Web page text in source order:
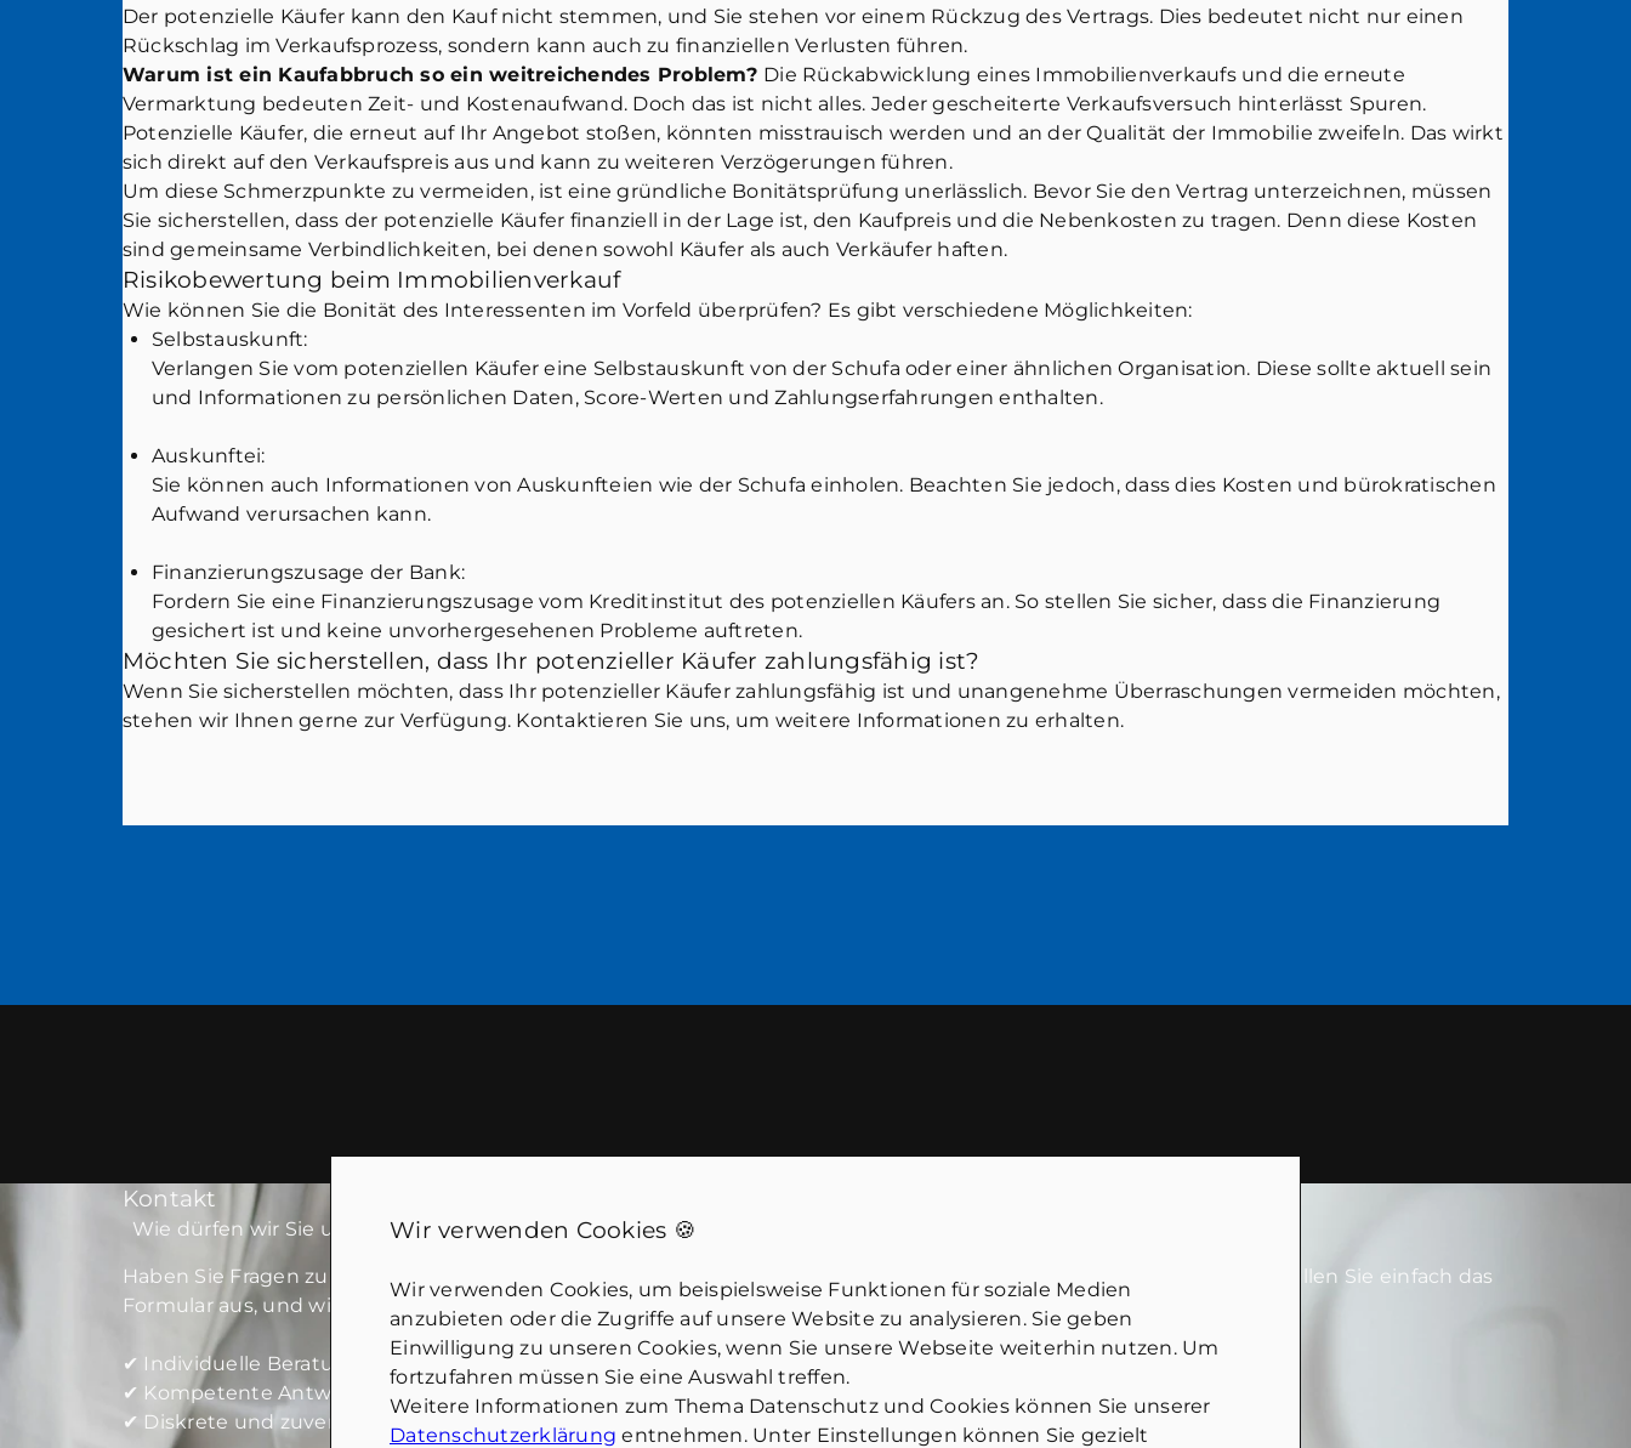
Der potenzielle Käufer kann den Kauf nicht stemmen, und Sie stehen vor einem Rückzug des Vertrags. Dies bedeutet nicht nur einen
Rückschlag im Verkaufsprozess, sondern kann auch zu finanziellen Verlusten führen.
Warum ist ein Kaufabbruch so ein weitreichendes Problem? Die Rückabwicklung eines Immobilienverkaufs und die erneute
Vermarktung bedeuten Zeit- und Kostenaufwand. Doch das ist nicht alles. Jeder gescheiterte Verkaufsversuch hinterlässt Spuren.
Potenzielle Käufer, die erneut auf Ihr Angebot stoßen, könnten misstrauisch werden und an der Qualität der Immobilie zweifeln. Das wirkt
sich direkt auf den Verkaufspreis aus und kann zu weiteren Verzögerungen führen.
Um diese Schmerzpunkte zu vermeiden, ist eine gründliche Bonitätsprüfung unerlässlich. Bevor Sie den Vertrag unterzeichnen, müssen
Sie sicherstellen, dass der potenzielle Käufer finanziell in der Lage ist, den Kaufpreis und die Nebenkosten zu tragen. Denn diese Kosten
sind gemeinsame Verbindlichkeiten, bei denen sowohl Käufer als auch Verkäufer haften.
Risikobewertung beim Immobilienverkauf
Wie können Sie die Bonität des Interessenten im Vorfeld überprüfen? Es gibt verschiedene Möglichkeiten:
Selbstauskunft:
Verlangen Sie vom potenziellen Käufer eine Selbstauskunft von der Schufa oder einer ähnlichen Organisation. Diese sollte aktuell sein
und Informationen zu persönlichen Daten, Score-Werten und Zahlungserfahrungen enthalten.
Auskunftei:
Sie können auch Informationen von Auskunfteien wie der Schufa einholen. Beachten Sie jedoch, dass dies Kosten und bürokratischen
Aufwand verursachen kann.
Finanzierungszusage der Bank:
Fordern Sie eine Finanzierungszusage vom Kreditinstitut des potenziellen Käufers an. So stellen Sie sicher, dass die Finanzierung
gesichert ist und keine unvorhergesehenen Probleme auftreten.
Möchten Sie sicherstellen, dass Ihr potenzieller Käufer zahlungsfähig ist?
Wenn Sie sicherstellen möchten, dass Ihr potenzieller Käufer zahlungsfähig ist und unangenehme Überraschungen vermeiden möchten,
stehen wir Ihnen gerne zur Verfügung. Kontaktieren Sie uns, um weitere Informationen zu erhalten.
Kontakt
Wie dürfen wir Sie unterstützen?
Haben Sie Fragen zu unseren Angeboten oder wünschen eine unverbindliche Beratung? Wir sind gerne für Sie da! Füllen Sie einfach das
Formular aus, und wir melden uns schnellstmöglich bei Ihnen.
✔ Individuelle Beratung
✔ Kompetente Antworten auf Ihre Fragen
✔ Diskrete und zuverlässige Abwicklung
Wir verwenden Cookies 🍪
Wir verwenden Cookies, um beispielsweise Funktionen für soziale Medien
anzubieten oder die Zugriffe auf unsere Website zu analysieren. Sie geben
Einwilligung zu unseren Cookies, wenn Sie unsere Webseite weiterhin nutzen. Um
fortzufahren müssen Sie eine Auswahl treffen.
Weitere Informationen zum Thema Datenschutz und Cookies können Sie unserer
Datenschutzerklärung entnehmen. Unter Einstellungen können Sie gezielt